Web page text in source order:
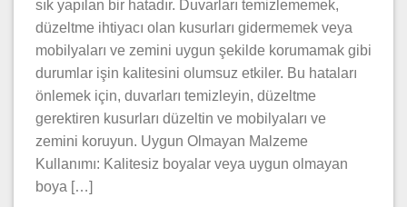
sık yapılan bir hatadır. Duvarları temizlememek,
düzeltme ihtiyacı olan kusurları gidermemek veya
mobilyaları ve zemini uygun şekilde korumamak gibi
durumlar işin kalitesini olumsuz etkiler. Bu hataları
önlemek için, duvarları temizleyin, düzeltme
gerektiren kusurları düzeltin ve mobilyaları ve
zemini koruyun. Uygun Olmayan Malzeme
Kullanımı: Kalitesiz boyalar veya uygun olmayan
boya […]